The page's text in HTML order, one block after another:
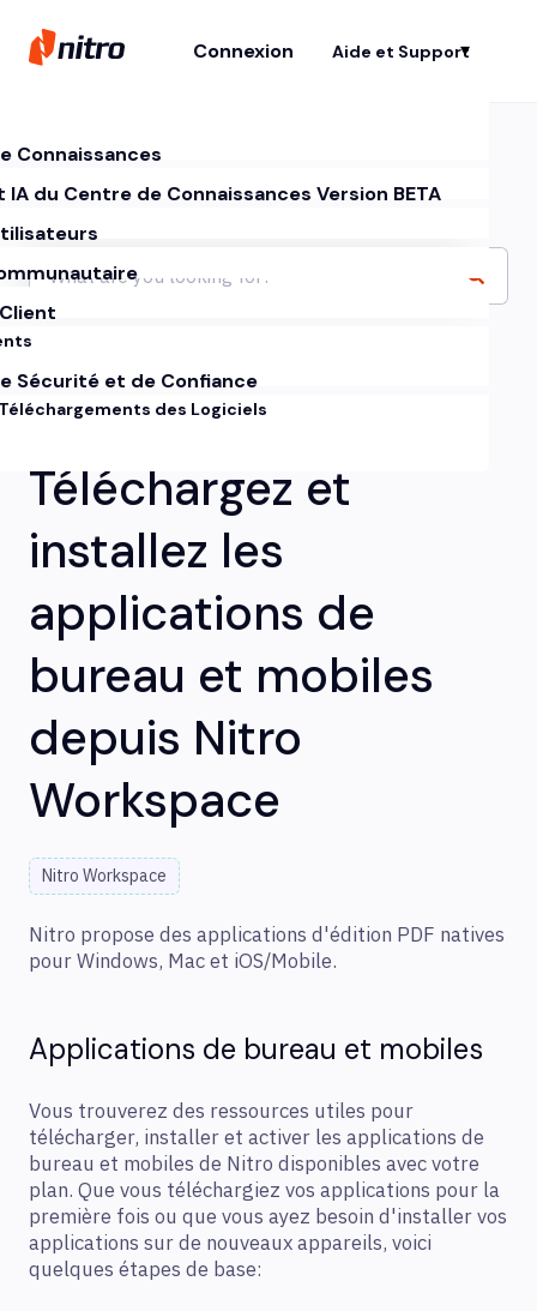
Connexion Aide et Support
Connaissances
du Centre de Connaissances Version BETA
Sécurité et de Confiance
des Logiciels
Téléchargez et
installez les
applications de
bureau et mobiles
depuis Nitro
Workspace
Nitro Workspace
Nitro propose des applications d'édition PDF natives
pour Windows, Mac et iOS/Mobile.
Applications de bureau et mobiles
Vous trouverez des ressources utiles pour
télécharger, installer et activer les applications de
bureau et mobiles de Nitro disponibles avec votre
plan. Que vous téléchargiez vos applications pour la
première fois ou que vous ayez besoin d'installer vos
applications sur de nouveaux appareils, voici
quelques étapes de base: